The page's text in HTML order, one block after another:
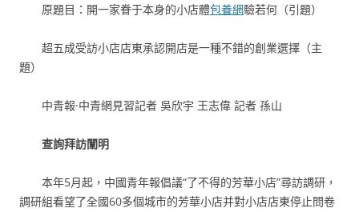
原題目：開一家眷于本身的小店體包養網驗若何（引題）
超五成受訪小店店東承認開店是一種不錯的創業選擇（主
題）
中青報·中青網見習記者 吳欣宇 王志偉 記者 孫山
查詢拜訪闡明
本年5月起，中國青年報倡議“了不得的芳華小店”尋訪調研，
調研組看望了全國60多個城市的芳華小店并對小店店東停止問卷